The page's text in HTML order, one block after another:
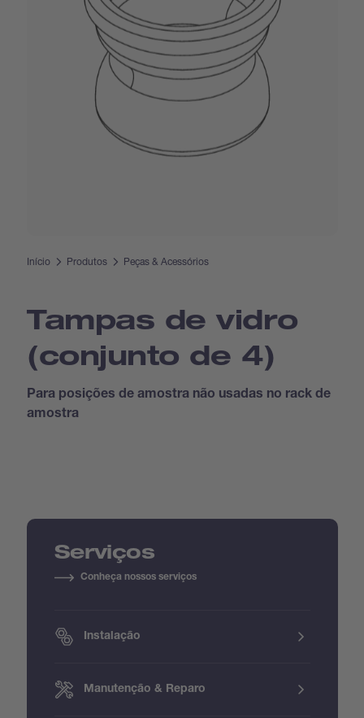
Início Produtos Peças & Acessórios
Tampas de vidro
(conjunto de 4)
Para posições de amostra não usadas no rack de
amostra
Serviços
Conheça nossos serviços
Instalação
Manutenção & Reparo